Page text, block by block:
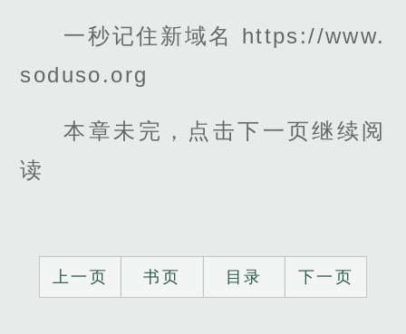
一秒记住新域名 https://www.
soduso.org
本章未完，点击下一页继续阅
读
上一页 书页 目录 下一页